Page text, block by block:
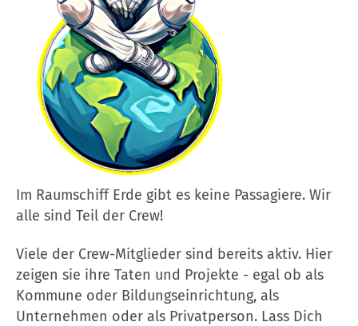
Im Raumschiff Erde gibt es keine Passagiere. Wir
alle sind Teil der Crew!
Viele der Crew-Mitglieder sind bereits aktiv. Hier
zeigen sie ihre Taten und Projekte - egal ob als
Kommune oder Bildungseinrichtung, als
Unternehmen oder als Privatperson. Lass Dich